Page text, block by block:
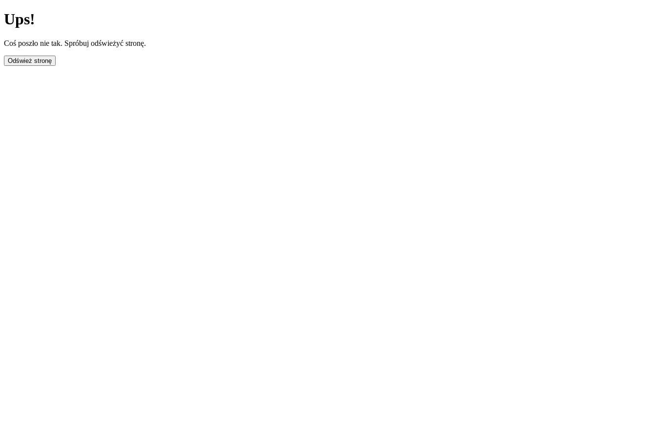
Ups!
Coś poszło nie tak. Spróbuj odświeżyć stronę.
Odśwież stronę